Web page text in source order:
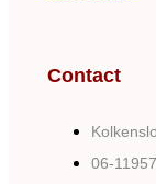
Contact
06-